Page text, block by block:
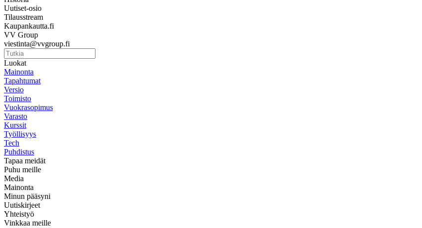
Uutiset-osio
Tilausstream
Kaupankautta.fi
VV Group
viestinta@vvgroup.fi
Luokat
Mainonta
Tapahtumat
Versio
Toimisto
Vuokrasopimus
Varasto
Kurssit
Työllisyys
Tech
Puhdistus
Tapaa meidät
Puhu meille
Media
Mainonta
Minun pääsyni
Uutiskirjeet
Yhteistyö
Vinkkaa meille